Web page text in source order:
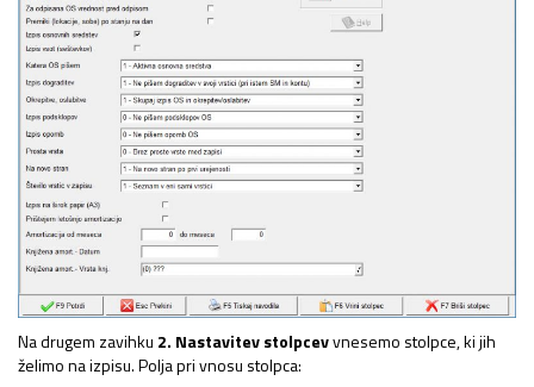
Na drugem zavihku 2. Nastavitev stolpcevvnesemo stolpce, ki jih
želimo na izpisu. Polja pri vnosu stolpca: